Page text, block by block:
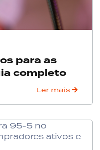
para as
completo
Ler mais